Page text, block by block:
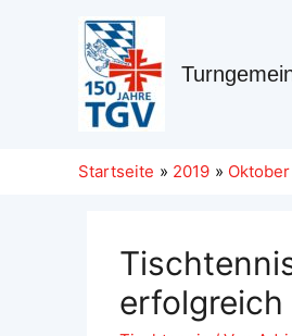
Startseite 2019 Oktober
erfolgreich